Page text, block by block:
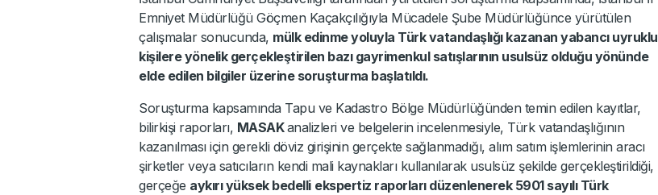
Emniyet Müdürlüğü Göçmen Kaçakçılığıyla Mücadele Şube Müdürlüğünce yürütülen
çalışmalar sonucunda, mülk edinme yoluyla Türk vatandaşlığı kazanan yabancı uyruklu
kişilere yönelik gerçekleştirilen bazı gayrimenkul satışlarının usulsüz olduğu yönünde
elde edilen bilgiler üzerine soruşturma başlatıldı.
Soruşturma kapsamında Tapu ve Kadastro Bölge Müdürlüğünden temin edilen kayıtlar,
bilirkişi raporları, MASAKanalizleri ve belgelerin incelenmesiyle, Türk vatandaşlığının
kazanılması için gerekli döviz girişinin gerçekte sağlanmadığı, alım satım işlemlerinin aracı
şirketler veya satıcıların kendi mali kaynakları kullanılarak usulsüz şekilde gerçekleştirildiği,
gerçeğe aykırı yüksek bedelli ekspertiz raporları düzenlenerek 5901 sayılı Türk